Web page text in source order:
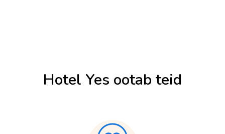
Hotel Yes ootab teid